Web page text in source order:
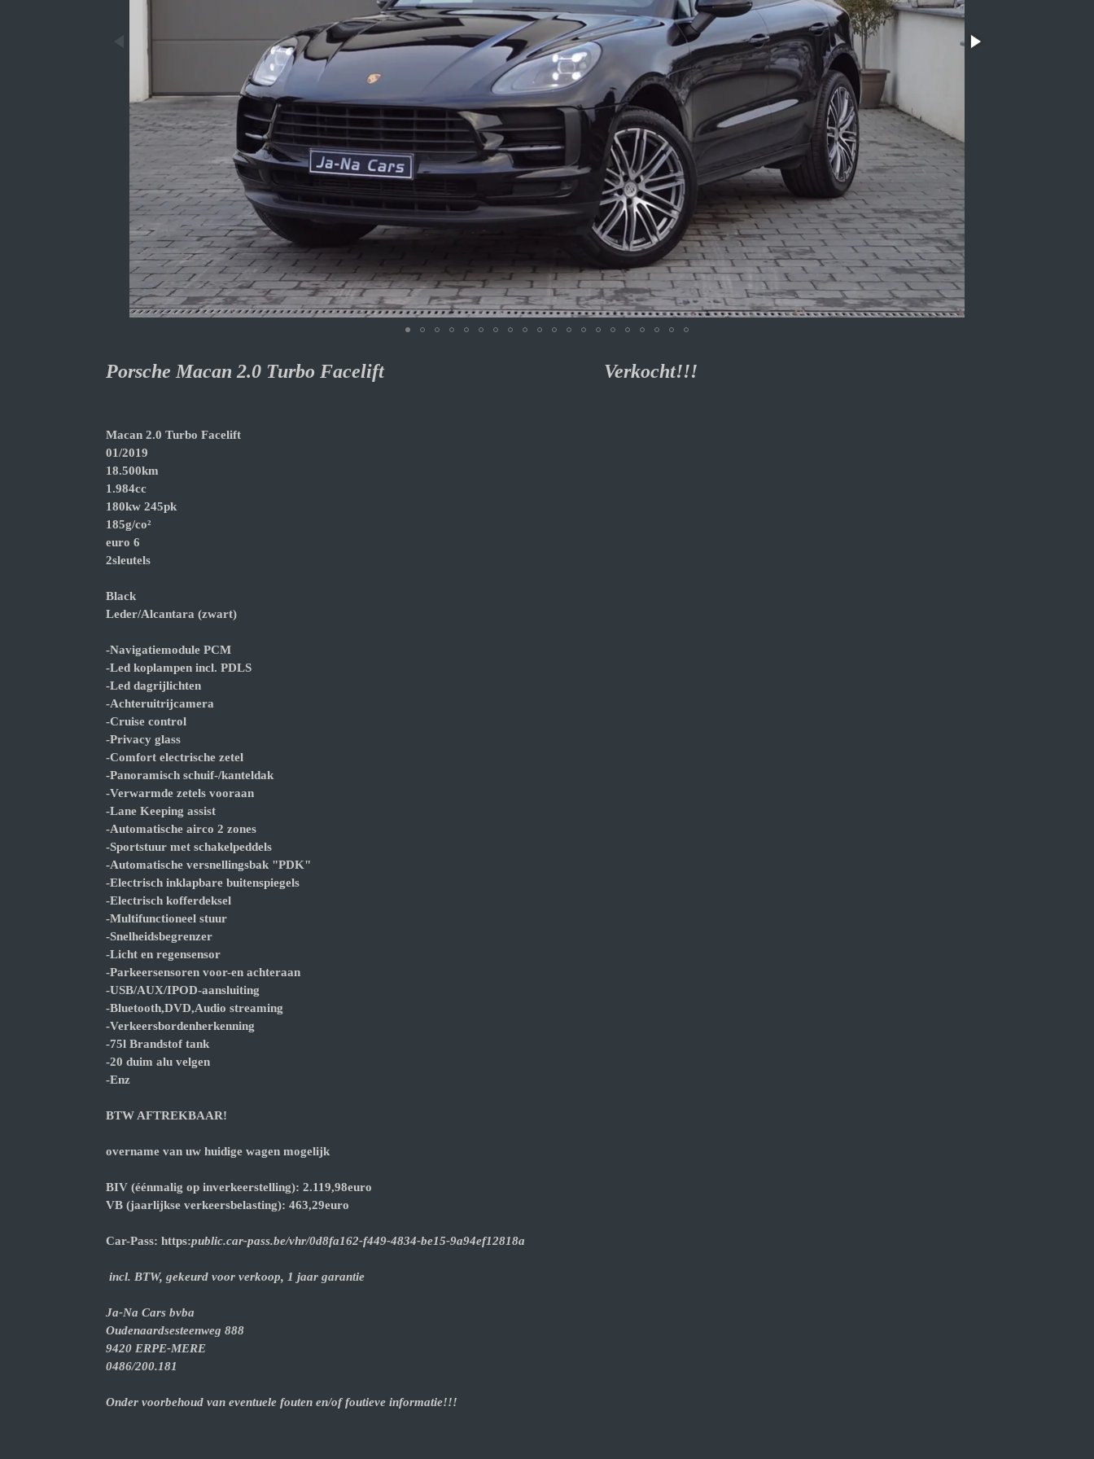
Porsche Macan 2.0 Turbo Facelift Verkocht!!!
Macan 2.0 Turbo Facelift
01/2019
18.500km
1.984cc
180kw 245pk
185g/co²
euro 6
2sleutels
Black
Leder/Alcantara (zwart)
-Navigatiemodule PCM
-Led koplampen incl. PDLS
-Led dagrijlichten
-Achteruitrijcamera
-Cruise control
-Privacy glass
-Comfort electrische zetel
-Panoramisch schuif-/kanteldak
-Verwarmde zetels vooraan
-Lane Keeping assist
-Automatische airco 2 zones
-Sportstuur met schakelpeddels
-Automatische versnellingsbak "PDK"
-Electrisch inklapbare buitenspiegels
-Electrisch kofferdeksel
-Multifunctioneel stuur
-Snelheidsbegrenzer
-Licht en regensensor
-Parkeersensoren voor-en achteraan
-USB/AUX/IPOD-aansluiting
-Bluetooth,DVD,Audio streaming
-Verkeersbordenherkenning
-75l Brandstof tank
-20 duim alu velgen
-Enz
BTW AFTREKBAAR!
overname van uw huidige wagen mogelijk
BIV (éénmalig op inverkeerstelling): 2.119,98euro
VB (jaarlijkse verkeersbelasting): 463,29euro
Car-Pass: https:public.car-pass.be/vhr/0d8fa162-f449-4834-be15-9a94ef12818a
incl. BTW, gekeurd voor verkoop, 1 jaar garantie
Ja-Na Cars bvba
Oudenaardsesteenweg 888
9420 ERPE-MERE
0486/200.181
Onder voorbehoud van eventuele fouten en/of foutieve informatie!!!